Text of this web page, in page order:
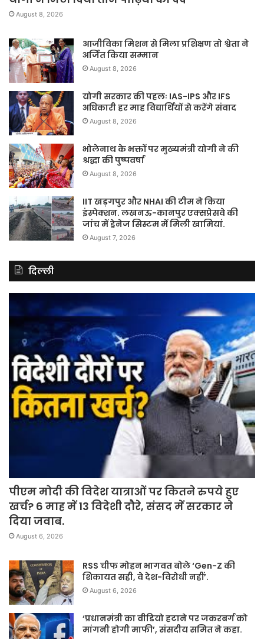
August 8, 2026
आजीविका मिशन से मिला प्रशिक्षण तो श्वेता ने
अर्जित किया सम्मान
August 8, 2026
योगी सरकार की पहलः IAS-IPS और IFS
अधिकारी हर माह विद्यार्थियों से करेंगे संवाद
August 8, 2026
भोलेनाथ के भक्तों पर मुख्यमंत्री योगी ने की
श्रद्धा की पुष्पवर्षा
August 8, 2026
IIT खड़गपुर और NHAI की टीम ने किया
इंस्पेक्शन. लखनऊ-कानपुर एक्सप्रेसवे की
जांच में ड्रेनेज सिस्टम में मिली खामियां.
August 7, 2026
दिल्ली
पीएम मोदी की विदेश यात्राओं पर कितने रुपये हुए
खर्च? 6 माह में 13 विदेशी दौरे, संसद में सरकार ने
दिया जवाब.
August 6, 2026
RSS चीफ मोहन भागवत बोले ‘Gen-Z की
शिकायत सही, वे देश-विरोधी नहीं’.
August 6, 2026
‘प्रधानमंत्री का वीडियो हटाने पर जकरबर्ग को
मांगनी होगी माफी’, संसदीय समित ने कहा.